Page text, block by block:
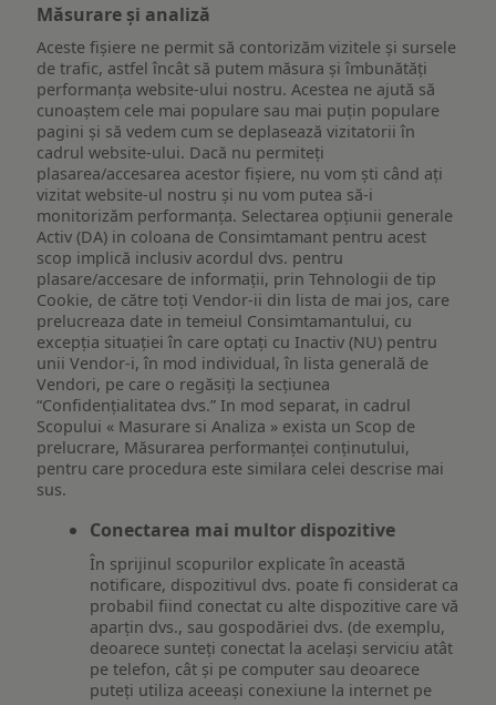
Măsurare și analiză
Aceste fișiere ne permit să contorizăm vizitele și sursele
de trafic, astfel încât să putem măsura și îmbunătăți
performanța website-ului nostru. Acestea ne ajută să
cunoaștem cele mai populare sau mai puțin populare
pagini și să vedem cum se deplasează vizitatorii în
cadrul website-ului. Dacă nu permiteți
plasarea/accesarea acestor fișiere, nu vom ști când ați
vizitat website-ul nostru și nu vom putea să-i
monitorizăm performanța. Selectarea opțiunii generale
Activ (DA) in coloana de Consimtamant pentru acest
scop implică inclusiv acordul dvs. pentru
plasare/accesare de informații, prin Tehnologii de tip
Cookie, de către toți Vendor-ii din lista de mai jos, care
prelucreaza date in temeiul Consimtamantului, cu
excepția situației în care optați cu Inactiv (NU) pentru
unii Vendor-i, în mod individual, în lista generală de
Vendori, pe care o regăsiți la secțiunea
“Confidențialitatea dvs.” In mod separat, in cadrul
Scopului « Masurare si Analiza » exista un Scop de
prelucrare, Măsurarea performanței conținutului,
pentru care procedura este similara celei descrise mai
sus.
Conectarea mai multor dispozitive
În sprijinul scopurilor explicate în această
notificare, dispozitivul dvs. poate fi considerat ca
probabil fiind conectat cu alte dispozitive care vă
aparțin dvs., sau gospodăriei dvs. (de exemplu,
deoarece sunteți conectat la același serviciu atât
pe telefon, cât și pe computer sau deoarece
puteți utiliza aceeași conexiune la internet pe